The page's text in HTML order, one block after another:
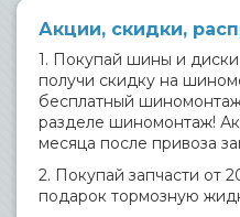
Акции, скидки,
1. Покупай шины и
получи скидку на
бесплатный
разделе шиномонтаж!
месяца после привоза
2. Покупай запчасти от
подарок тормозную